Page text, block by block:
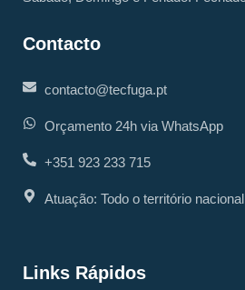
Contacto
contacto@tecfuga.pt
Orçamento 24h via WhatsApp
+351 923 233 715
Atuação: Todo o território nacional
Links Rápidos